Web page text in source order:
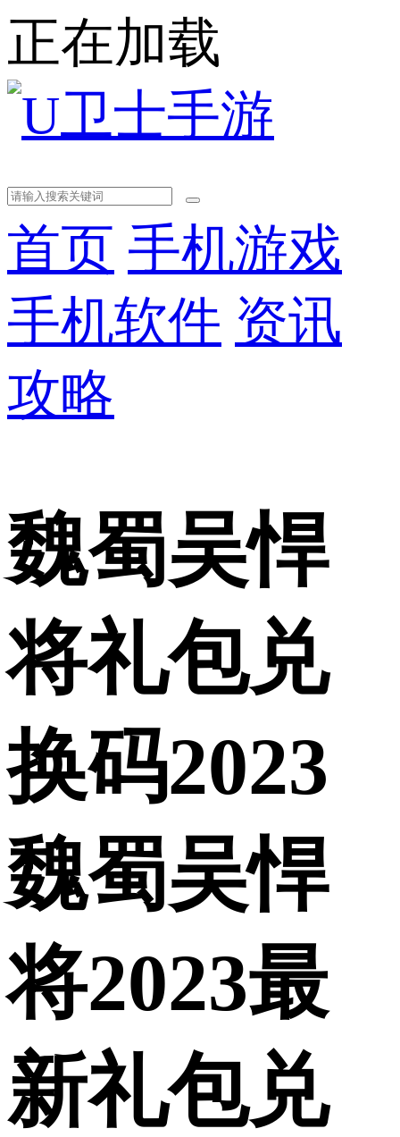
正在加载
首页 手机游戏
手机软件 资讯
攻略
魏蜀吴悍
将礼包兑
换码2023
魏蜀吴悍
将2023最
新礼包兑